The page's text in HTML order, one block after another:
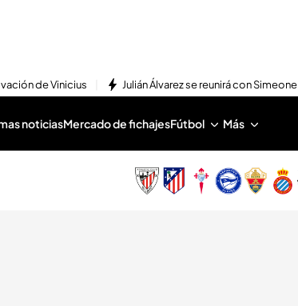
de Vinicius Julián Álvarez se reunirá con Simeone
noticiasMercado de fichajesFútbol Más